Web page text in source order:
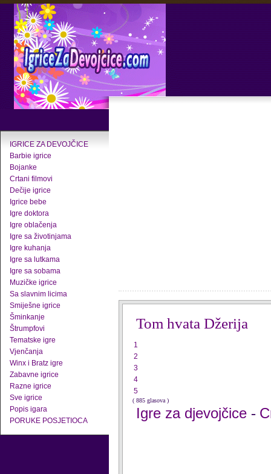
IGRICE ZA DEVOJČICE
Barbie igrice
Bojanke
Crtani filmovi
Dečije igrice
Igrice bebe
Igre doktora
Igre oblačenja
Igre sa životinjama
Igre kuhanja
Igre sa lutkama
Igre sa sobama
Muzičke igrice
Sa slavnim licima
Smiješne igrice
Šminkanje
Štrumpfovi
Tematske igre
Vjenčanja
Winx i Bratz igre
Zabavne igrice
Razne igrice
Sve igrice
Popis igara
PORUKE POSJETIOCA
Tom hvata Džerija
1
2
3
4
5
( 885 glasova )
Igre za djevojčice -